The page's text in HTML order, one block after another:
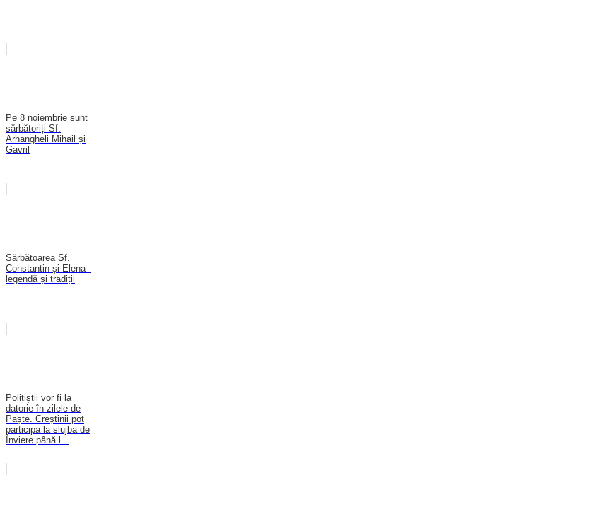
Pe 8 noiembrie sunt
sărbătoriți Sf.
Arhangheli Mihail și
Gavril
Sărbătoarea Sf.
Constantin și Elena -
legendă și tradiții
Polițiștii vor fi la
datorie în zilele de
Paște. Creștinii pot
participa la slujba de
Înviere până l...